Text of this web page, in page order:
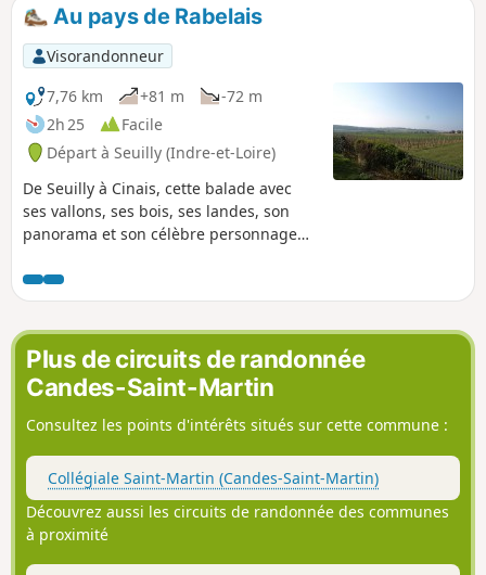
de nos jours tournée vers les cultures maraîchères.
Au pays de Rabelais
Visorandonneur
7,76 km
+81 m
-72 m
2h 25
Facile
Départ à Seuilly (Indre-et-Loire)
De Seuilly à Cinais, cette balade avec
ses vallons, ses bois, ses landes, son
panorama et son célèbre personnage
très variée. Marchez dans les pas du
célèbre écrivain.
Plus de circuits de randonnée
Candes-Saint-Martin
Consultez les points d'intérêts situés sur cette commune :
Collégiale Saint-Martin (Candes-Saint-Martin)
Découvrez aussi les circuits de randonnée des communes
à proximité